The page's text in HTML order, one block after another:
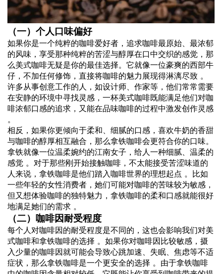
（一）个人口味偏好
如果你是一个纯粹的咖啡爱好者，追求咖啡最原始、最浓郁
的风味，享受那种纯粹的苦涩与醇厚在口中交织的感觉，那
么美式咖啡无疑是你的最佳选择。它就像一位豪爽的西部牛
仔，不加任何修饰，直接将咖啡的魅力展现得淋漓尽致 。
许多从事创意工作的人，如设计师、作家等，他们常常需要
在安静的环境中寻找灵感，一杯美式咖啡既能满足他们对咖
啡浓郁口感的追求，又能在品味咖啡的过程中激发创作灵感
。
相反，如果你更倾向于柔和、细腻的口感，喜欢牛奶的香甜
与咖啡的醇厚相互融合，那么拿铁咖啡会更符合你的口味。
拿铁就像一位温柔婉约的江南女子，给人一种细腻、温柔的
感觉 。对于那些刚开始接触咖啡，不太能接受苦涩味道的
人来说，拿铁咖啡是他们踏入咖啡世界的理想起点 。比如
一些年轻的女性消费者，她们可能对咖啡的苦味较为敏感，
但又想体验咖啡的独特魅力，拿铁咖啡的柔和口感就能很好
地满足她们的需求 。
（二）咖啡因耐受程度
每个人对咖啡因的耐受程度是不同的，这也会影响我们对美
式咖啡和拿铁咖啡的选择 。如果你对咖啡因比较敏感，摄
入少量的咖啡因就可能会导致心跳加速、失眠、焦虑等不适
症状，那么拿铁咖啡是一个更安全的选择 。由于拿铁咖啡